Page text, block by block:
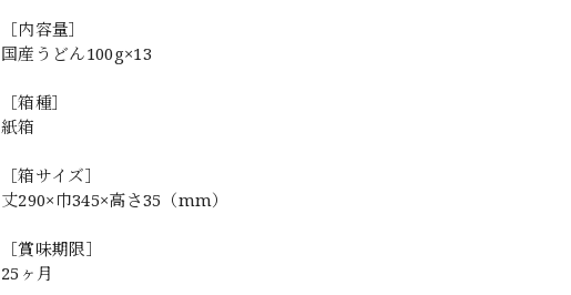
［内容量］
国産うどん100g×13
［箱種］
紙箱
［箱サイズ］
丈290×巾345×高さ35（mm）
［賞味期限］
25ヶ月